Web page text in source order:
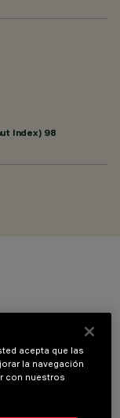
Index) 98
acepta que las
la navegación
con nuestros